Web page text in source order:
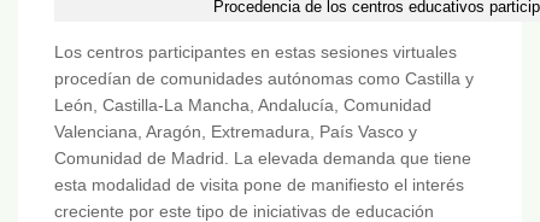
Procedencia de los centros educativos
Los centros participantes en estas sesiones virtuales
procedían de comunidades autónomas como Castilla y
León, Castilla-La Mancha, Andalucía, Comunidad
Valenciana, Aragón, Extremadura, País Vasco y
Comunidad de Madrid. La elevada demanda que tiene
esta modalidad de visita pone de manifiesto el interés
creciente por este tipo de iniciativas de educación